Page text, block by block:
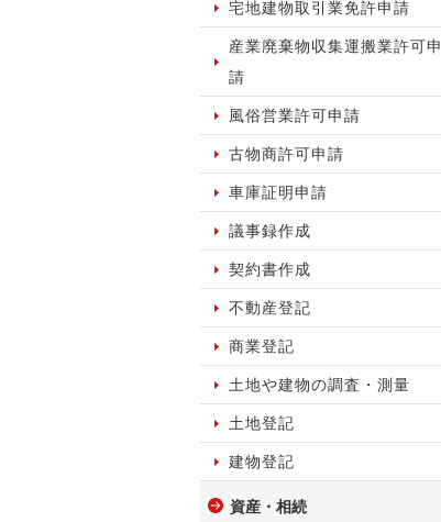
宅地建物取引業免許申請
産業廃棄物収集運搬業許可申
請
風俗営業許可申請
古物商許可申請
車庫証明申請
議事録作成
契約書作成
不動産登記
商業登記
土地や建物の調査・測量
土地登記
建物登記
資産・相続